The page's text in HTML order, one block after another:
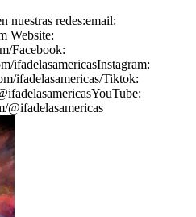
nuestras redes:email:
Website:
Facebook:
ifadelasamericasInstagram:
ifadelasamericas/Tiktok:
@ifadelasamericas